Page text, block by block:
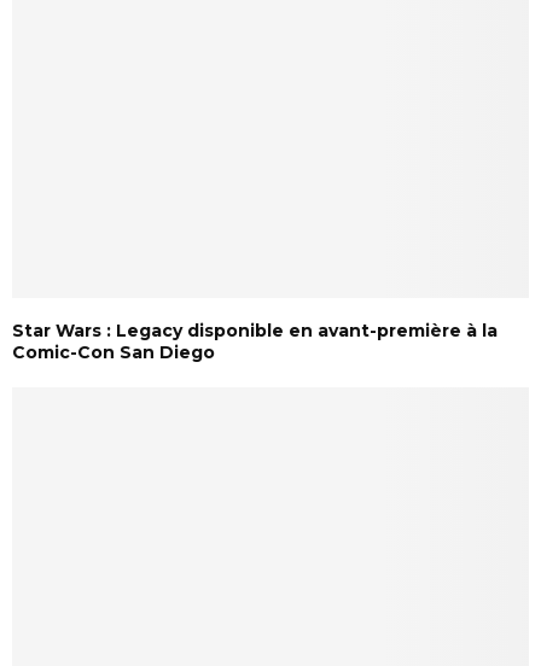
Star Wars : Legacy disponible en avant-première à la
Comic-Con San Diego